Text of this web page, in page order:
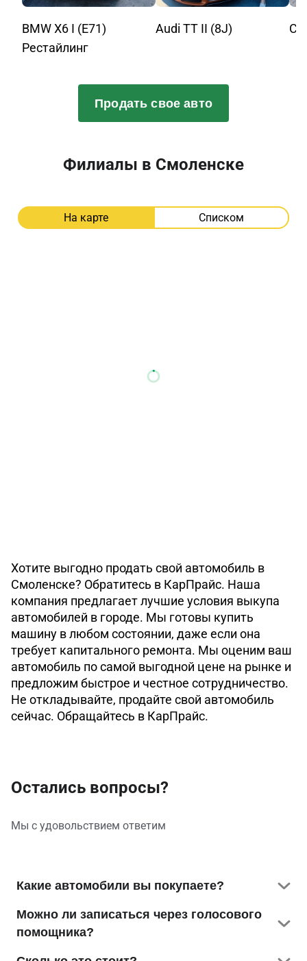
BMW X6 I (E71)
Рестайлинг
Audi TT II (8J)
Продать свое авто
Филиалы в Смоленске
На карте Списком
Хотите выгодно продать свой автомобиль в
Смоленске? Обратитесь в КарПрайс. Наша
компания предлагает лучшие условия выкупа
автомобилей в городе. Мы готовы купить
машину в любом состоянии, даже если она
требует капитального ремонта. Мы оценим ваш
автомобиль по самой выгодной цене на рынке и
предложим быстрое и честное сотрудничество.
Не откладывайте, продайте свой автомобиль
сейчас. Обращайтесь в КарПрайс.
Остались вопросы?
Мы с удовольствием ответим
Какие автомобили вы покупаете?
Абсолютно любые: легковые, грузовые,
коммерческие. Марка, год выпуска, пробег,
состояние значения не имеют. Выкупаем кредитные
автомобили, а также машины со штрафами.
Можно ли записаться через голосового
помощника?
Да. Скажите Алисе: «Запусти навык CarPrice» —